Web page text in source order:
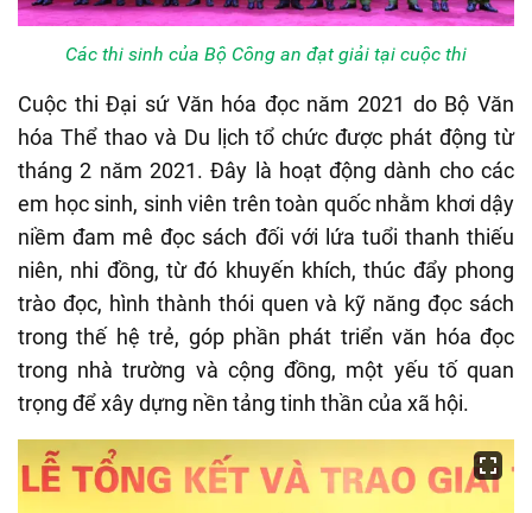
Các thi sinh của Bộ Công an đạt giải tại cuộc thi
Cuộc thi Đại sứ Văn hóa đọc năm 2021 do Bộ Văn
hóa Thể thao và Du lịch tổ chức được phát động từ
tháng 2 năm 2021. Đây là hoạt động dành cho các
em học sinh, sinh viên trên toàn quốc nhằm khơi dậy
niềm đam mê đọc sách đối với lứa tuổi thanh thiếu
niên, nhi đồng, từ đó khuyến khích, thúc đẩy phong
trào đọc, hình thành thói quen và kỹ năng đọc sách
trong thế hệ trẻ, góp phần phát triển văn hóa đọc
trong nhà trường và cộng đồng, một yếu tố quan
trọng để xây dựng nền tảng tinh thần của xã hội.